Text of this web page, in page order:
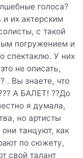
голоса?
и их актерским
с такой
погружением и
спектаклю. У них
не описать,
. Вы знаете, что
А БАЛЕТ! ??До
я думала,
но артисты
танцуют, как
по сюжету,
свой талант